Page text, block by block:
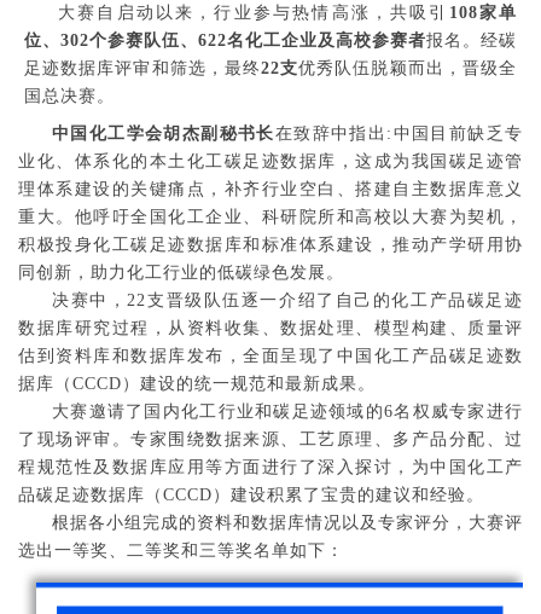
大赛自启动以来，行业参与热情高涨，共吸引 108家单
位、302个参赛队伍、622名化工企业及高校参赛者报名。经碳
足迹数据库评审和筛选，最终22支优秀队伍脱颖而出，晋级全
国总决赛。
中国化工学会胡杰副秘书长在致辞中指出:中国目前缺乏专
业化、体系化的本土化工碳足迹数据库，这成为我国碳足迹管
理体系建设的关键痛点，补齐行业空白、搭建自主数据库意义
重大。他呼吁全国化工企业、科研院所和高校以大赛为契机，
积极投身化工碳足迹数据库和标准体系建设，推动产学研用协
同创新，助力化工行业的低碳绿色发展。
决赛中，22支晋级队伍逐一介绍了自己的化工产品碳足迹
数据库研究过程，从资料收集、数据处理、模型构建、质量评
估到资料库和数据库发布，全面呈现了中国化工产品碳足迹数
据库（CCCD）建设的统一规范和最新成果。
大赛邀请了国内化工行业和碳足迹领域的6名权威专家进行
了现场评审。专家围绕数据来源、工艺原理、多产品分配、过
程规范性及数据库应用等方面进行了深入探讨，为中国化工产
品碳足迹数据库（CCCD）建设积累了宝贵的建议和经验。
根据各小组完成的资料和数据库情况以及专家评分，大赛评
选出一等奖、二等奖和三等奖名单如下：